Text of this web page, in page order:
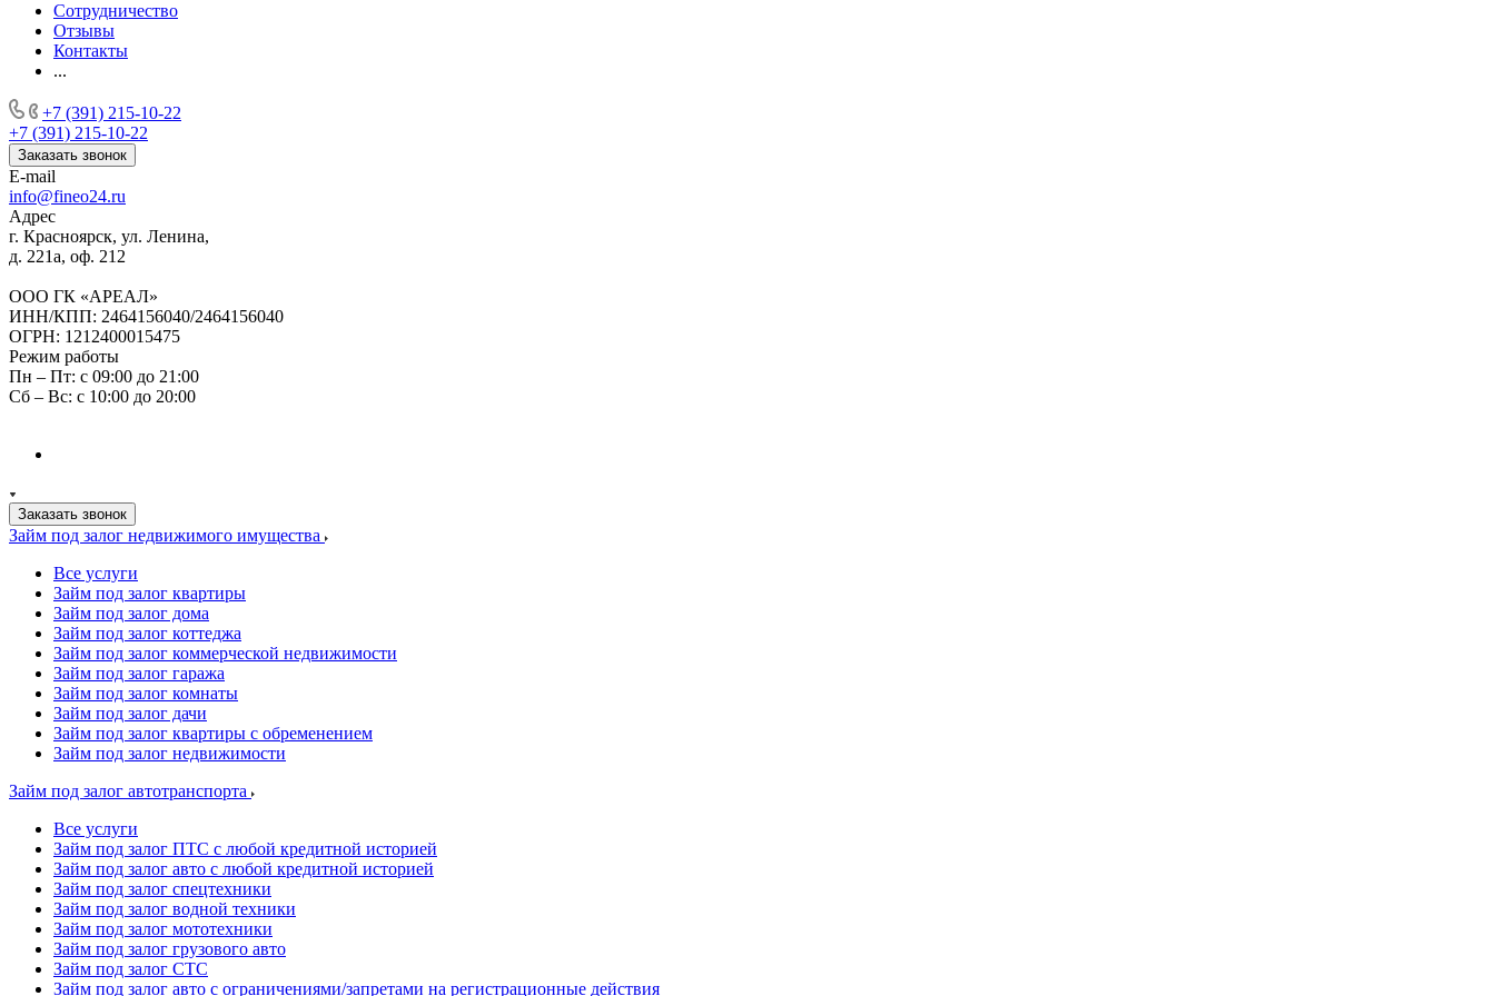
Сотрудничество
Отзывы
Контакты
...
+7 (391) 215-10-22
+7 (391) 215-10-22
Заказать звонок
E-mail
info@fineo24.ru
Адрес
г. Красноярск, ул. Ленина,
д. 221а, оф. 212
ООО ГК «АРЕАЛ»
ИНН/КПП: 2464156040/2464156040
ОГРН: 1212400015475
Режим работы
Пн – Пт: с 09:00 до 21:00
Сб – Вс: с 10:00 до 20:00
Заказать звонок
Займ под залог недвижимого имущества
Все услуги
Займ под залог квартиры
Займ под залог дома
Займ под залог коттеджа
Займ под залог коммерческой недвижимости
Займ под залог гаража
Займ под залог комнаты
Займ под залог дачи
Займ под залог квартиры с обременением
Займ под залог недвижимости
Займ под залог автотранспорта
Все услуги
Займ под залог ПТС с любой кредитной историей
Займ под залог авто с любой кредитной историей
Займ под залог спецтехники
Займ под залог водной техники
Займ под залог мототехники
Займ под залог грузового авто
Займ под залог СТС
Займ под залог авто с ограничениями/запретами на регистрационные действия